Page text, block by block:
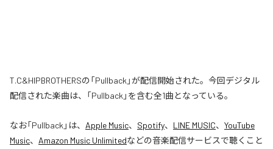
T.C&HIPBROTHERSの「Pullback」が配信開始された。今回デジタル
配信された楽曲は、「Pullback」を含む全1曲となっている。
なお「Pullback 」は、 Apple Music、 Spotify、 LINE MUSIC、 YouTube
Music、 Amazon Music Unlimitedなどの音楽配信サービスで聴くこと